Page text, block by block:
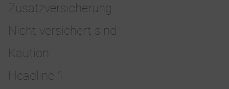
Zusatzversicherung
Nicht versichert sind
Kaution
Headline 1